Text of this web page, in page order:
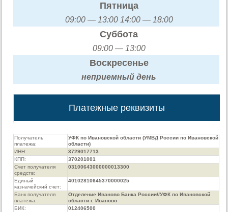
Пятница
09:00 — 13:00 14:00 — 18:00
Суббота
09:00 — 13:00
Воскресенье
неприемный день
Платежные реквизиты
Получатель
платежа:
УФК по Ивановской области (УМВД России по Ивановской
области)
ИНН:
3729017713
КПП:
370201001
Счет получателя
средств:
03100643000000013300
Единый
казначейский счет:
40102810645370000025
Банк получателя
платежа:
Отделение Иваново Банка России//УФК по Ивановской
области г. Иваново
БИК:
012406500